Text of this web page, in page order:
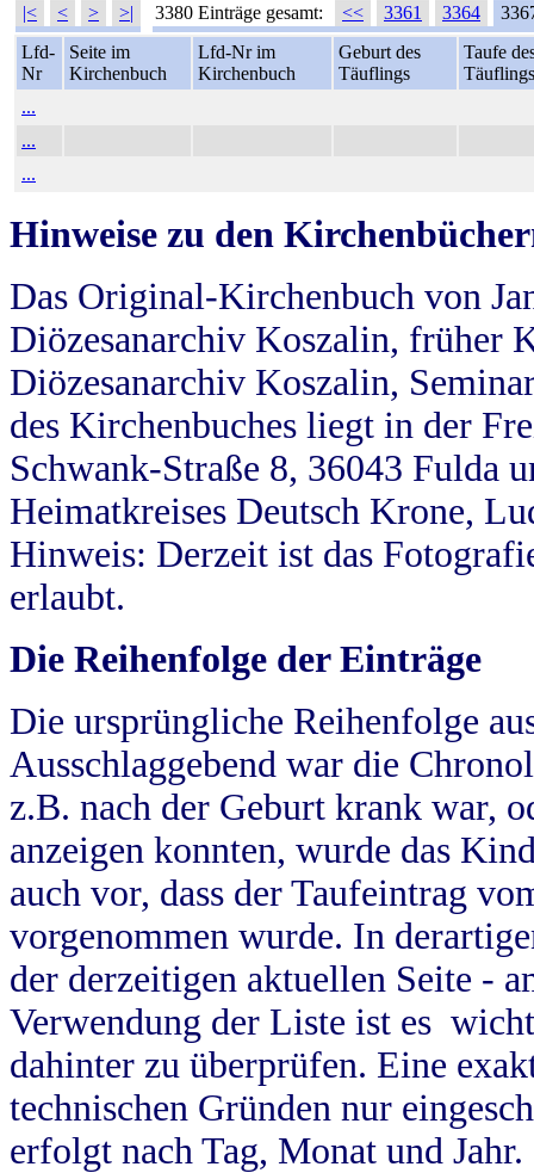
|< < > >| 3380 Einträge gesamt: << 3361 3364
Lfd-
Nr
Seite im
Kirchenbuch
Lfd-Nr im
Kirchenbuch
Geburt des
Täuflings
Taufe
Täuflings
...
...
...
Hinweise zu den
Das Original-Kirchenbuch von
Diözesanarchiv Koszalin, früher
Diözesanarchiv Koszalin,
des Kirchenbuches liegt in der
Schwank-Straße 8, 36043 Fulda
Heimatkreises Deutsch Krone,
Hinweis: Derzeit ist das
erlaubt.
Die Reihenfolge der Einträge
Die ursprüngliche Reihenfolge
Ausschlaggebend war die
z.B. nach der Geburt krank war,
anzeigen konnten, wurde das
auch vor, dass der Taufeintrag
vorgenommen wurde. In
der derzeitigen aktuellen Seite -
Verwendung der Liste ist es
dahinter zu überprüfen. Eine
technischen Gründen nur
erfolgt nach Tag, Monat und Jahr.